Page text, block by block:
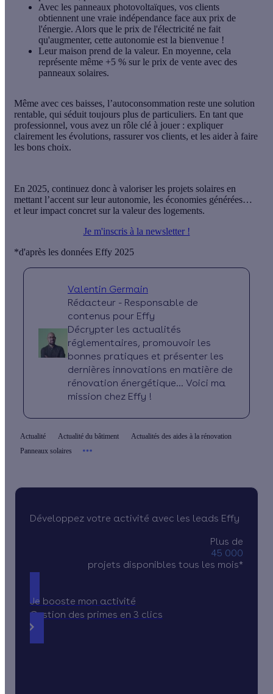
Avec les panneaux photovoltaïques, vos clients
obtiennent une vraie indépendance face aux prix de
l'énergie. Alors que le prix de l'électricité ne fait
qu'augmenter, cette autonomie est la bienvenue !
Leur maison prend de la valeur. En moyenne, cela
représente même +5 % sur le prix de vente avec des
panneaux solaires.
Même avec ces baisses, l’autoconsommation reste une solution
rentable, qui séduit toujours plus de particuliers. En tant que
professionnel, vous avez un rôle clé à jouer : expliquer
clairement les évolutions, rassurer vos clients, et les aider à faire
les bons choix.
En 2025, continuez donc à valoriser les projets solaires en
mettant l’accent sur leur autonomie, les économies générées…
et leur impact concret sur la valeur des logements.
Je m'inscris à la newsletter !
*d'après les données Effy 2025
Valentin Germain
Rédacteur - Responsable de
contenus pour Effy
Décrypter les actualités
réglementaires, promouvoir les
bonnes pratiques et présenter les
dernières innovations en matière de
rénovation énergétique… Voici ma
mission chez Effy !
Actualité Actualité du bâtiment
Actualités des aides à la rénovation
Panneaux solaires
Développez votre activité avec les leads Effy
Plus de
45 000
projets disponibles tous les mois*
Je booste mon activité
Gestion des primes en 3 clics